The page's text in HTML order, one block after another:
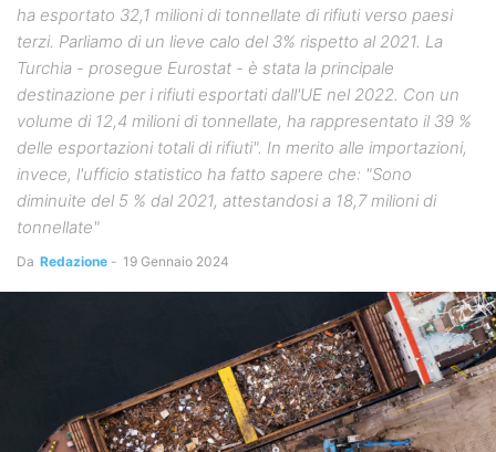
ha esportato 32,1 milioni di tonnellate di rifiuti verso paesi
terzi. Parliamo di un lieve calo del 3% rispetto al 2021. La
Turchia - prosegue Eurostat - è stata la principale
destinazione per i rifiuti esportati dall'UE nel 2022. Con un
volume di 12,4 milioni di tonnellate, ha rappresentato il 39 %
delle esportazioni totali di rifiuti". In merito alle importazioni,
invece, l'ufficio statistico ha fatto sapere che: "Sono
diminuite del 5 % dal 2021, attestandosi a 18,7 milioni di
tonnellate"
Da Redazione - 19 Gennaio 2024